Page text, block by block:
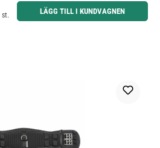
använd knapparna för att öka eller minska kvantiteten.
st. LÄGG TILL I KUNDVAGNEN